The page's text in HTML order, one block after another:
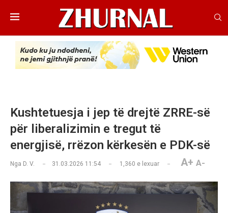
Kushtetuesja i jep të drejtë ZRRE-së
për liberalizimin e tregut të
energjisë, rrëzon kërkesën e PDK-së
Nga D. V. 31.03.2026 11:54 1,360 e lexuar A+ A-